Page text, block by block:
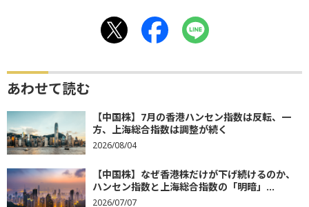
あわせて読む
【中国株】7月の香港ハンセン指数は反転、一
方、上海総合指数は調整が続く
2026/08/04
【中国株】なぜ香港株だけが下げ続けるのか、
ハンセン指数と上海総合指数の「明暗」...
2026/07/07